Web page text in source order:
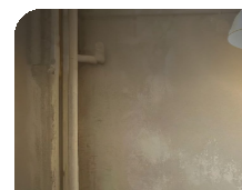
цветочные находятся в
вас — уютный магазин на
можно и букет собрать, и
оформить.